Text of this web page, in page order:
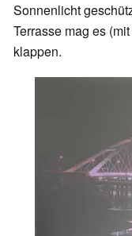
Sonnenlicht
Terrasse mag es
klappen.